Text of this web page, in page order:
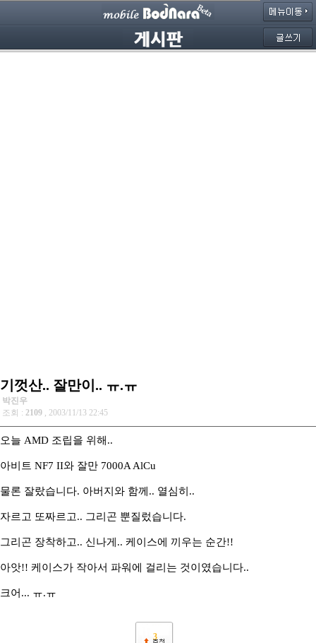
기껏산.. 잘만이.. ㅠ.ㅠ
박진우
조회 : 2109 , 2003/11/13 22:45
오늘 AMD 조립을 위해..
아비트 NF7 II와 잘만 7000A AlCu
물론 잘랐습니다. 아버지와 함께.. 열심히..
자르고 또짜르고.. 그리곤 뿐질렀습니다.
그리곤 장착하고.. 신나게.. 케이스에 끼우는 순간!!
아앗!! 케이스가 작아서 파워에 걸리는 것이였습니다..
크어... ㅠ.ㅠ
3